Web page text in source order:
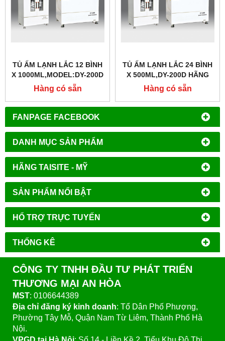
FANPAGE FACEBOOK
DANH MỤC SẢN PHẨM
HÃNG TAISITE - MỸ
SẢN PHẨM NỔI BẬT
HỔ TRỢ TRỰC TUYẾN
THỐNG KÊ
TỦ ẤM LẠNH LẮC 12 BÌNH
X 1000ML,MODEL:DY-200D
HÃNG TAISITELAB
Hàng có sẵn
TỦ ẤM LẠNH LẮC 24 BÌNH
X 500ML,DY-200D HÃNG
TAISITELAB
Hàng có sẵn
CÔNG TY TNHH ĐẦU TƯ PHÁT TRIỂN
THƯƠNG MẠI AN HÒA
MST: 0106644389
Địa chỉ đăng ký kinh doanh: Tổ Dân Phố Phượng,
Phường Tây Mỗ, Quận Nam Từ Liêm, Thành Phố Hà
Nội.